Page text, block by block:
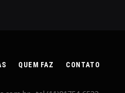
QUEM FAZ CONTATO